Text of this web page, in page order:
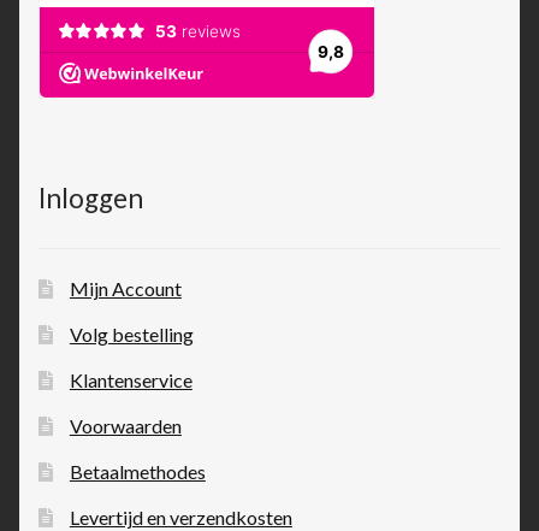
Inloggen
Mijn Account
Volg bestelling
Klantenservice
Voorwaarden
Betaalmethodes
Levertijd en verzendkosten